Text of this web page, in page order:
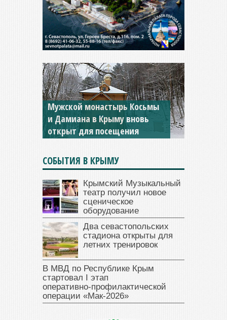
Мужской монастырь Косьмы
и Дамиана в Крыму вновь
открыт для посещения
СОБЫТИЯ В КРЫМУ
Крымский Музыкальный
театр получил новое
сценическое
оборудование
Два севастопольских
стадиона открыты для
летних тренировок
В МВД по Республике Крым
стартовал I этап
оперативно‑профилактической
операции «Мак‑2026»